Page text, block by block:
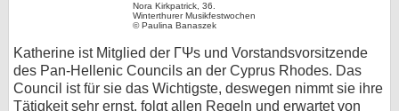
Nora Kirkpatrick, 36.
Winterthurer Musikfestwochen
© Paulina Banaszek
Katherine ist Mitglied der ΓΨs und Vorstandsvorsitzende
des Pan-Hellenic Councils an der Cyprus Rhodes. Das
Council ist für sie das Wichtigste, deswegen nimmt sie ihre
Tätigkeit sehr ernst, folgt allen Regeln und erwartet von
bei X
bei Facebook